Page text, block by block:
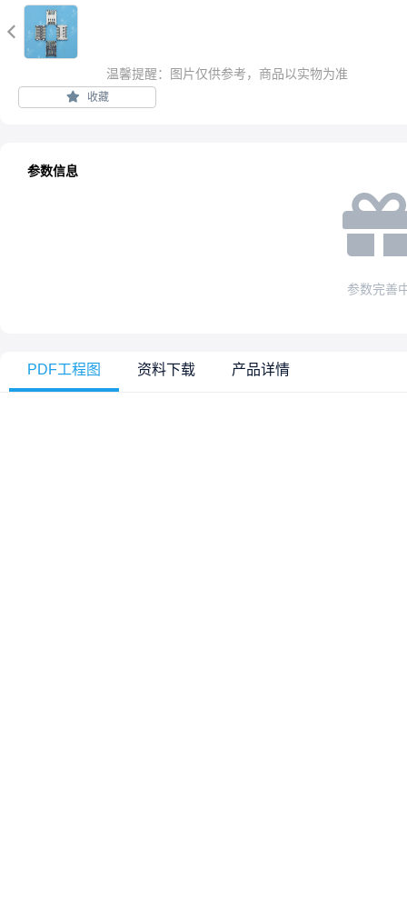

温馨提醒：图片仅供参考，商品以实物为准
收藏
参数信息
参数完善
PDF工程图 资料下载 产品详情